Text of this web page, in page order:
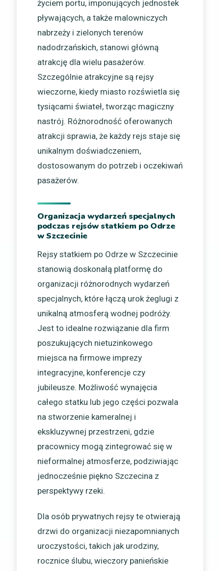
życiem portu, imponujących jednostek
pływających, a także malowniczych
nabrzeży i zielonych terenów
nadodrzańskich, stanowi główną
atrakcję dla wielu pasażerów.
Szczególnie atrakcyjne są rejsy
wieczorne, kiedy miasto rozświetla się
tysiącami świateł, tworząc magiczny
nastrój. Różnorodność oferowanych
atrakcji sprawia, że każdy rejs staje się
unikalnym doświadczeniem,
dostosowanym do potrzeb i oczekiwań
pasażerów.
Organizacja wydarzeń specjalnych
podczas rejsów statkiem po Odrze
w Szczecinie
Rejsy statkiem po Odrze w Szczecinie
stanowią doskonałą platformę do
organizacji różnorodnych wydarzeń
specjalnych, które łączą urok żeglugi z
unikalną atmosferą wodnej podróży.
Jest to idealne rozwiązanie dla firm
poszukujących nietuzinkowego
miejsca na firmowe imprezy
integracyjne, konferencje czy
jubileusze. Możliwość wynajęcia
całego statku lub jego części pozwala
na stworzenie kameralnej i
ekskluzywnej przestrzeni, gdzie
pracownicy mogą zintegrować się w
nieformalnej atmosferze, podziwiając
jednocześnie piękno Szczecina z
perspektywy rzeki.
Dla osób prywatnych rejsy te otwierają
drzwi do organizacji niezapomnianych
uroczystości, takich jak urodziny,
rocznice ślubu, wieczory panieńskie